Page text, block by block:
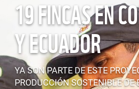
19 FINCAS EN
Y ECUADOR
YA SON PARTE DE ESTE
PRODUCCIÓN SOSTENIBLE DE